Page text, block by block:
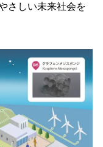
さしい未来社会を